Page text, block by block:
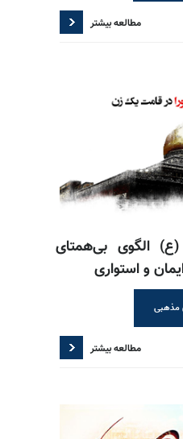
مطالعه بیشتر
الگوی بی‌همتای
و استواری
مذهبی
مطالعه بیشتر